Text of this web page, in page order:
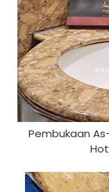
Pembukaan